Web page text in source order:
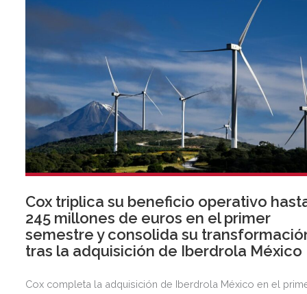
Cox triplica su beneficio operativo
245 millones de euros en el primer
semestre y consolida su
tras la adquisición de Iberdrola México
Cox completa la adquisición de Iberdrola México en el